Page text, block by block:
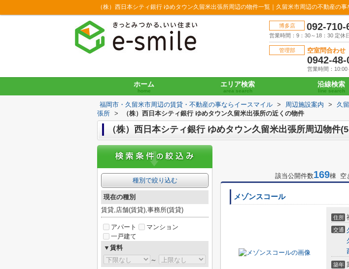
博多店 092-710-
営業時間：9：30～18：30 定休
管理部 空室問合わせ
0942-48-
営業時間：10:00
ホーム
home
エリア検索
area search
沿線検索
line search
福岡市・久留米市周辺の賃貸・不動産の事ならイースマイル > 周辺施設案内 > 久
張所 > （株）西日本シティ銀行 ゆめタウン久留米出張所の近くの物件
（株）西日本シティ銀行 ゆめタウン久留米出張所周辺物件
該当公開件数169棟 空
メゾンスコール
住所
交通
築年
種別で絞り込む
現在の種別
賃貸,店舗(賃貸),事務所(賃貸)
アパート
マンション
一戸建て
▼賃料
～